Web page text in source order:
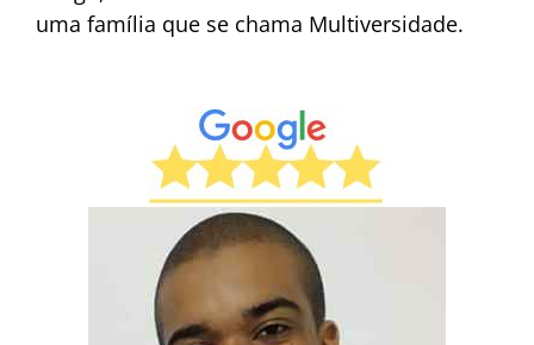
uma família que se chama Multiversidade.